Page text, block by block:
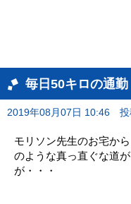
毎日50キロの通勤
2019年08月07日 10:46
モリソン先生のお宅か
のような真っ直ぐな道
が・・・